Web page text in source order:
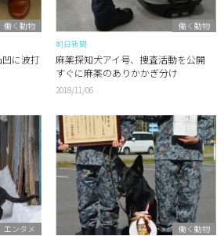
働く動物
に波打
働く動物
朝日新聞
麻薬探知犬アイ号、捜査活動を公開
すぐに麻薬のありかかぎ分け
2018/11/06
エンタメ
働く動物